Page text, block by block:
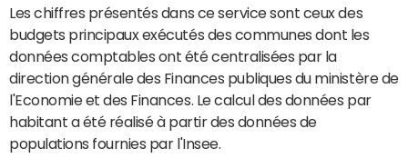
Les chiffres présentés dans ce service sont ceux des
budgets principaux exécutés des communes dont les
données comptables ont été centralisées par la
direction générale des Finances publiques du ministère de
l'Economie et des Finances. Le calcul des données par
habitant a été réalisé à partir des données de
populations fournies par l'Insee.